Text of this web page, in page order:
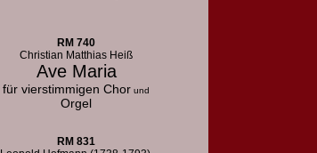
RM 740
Christian Matthias Heiß
Ave Maria
für vierstimmigen Chor und
Orgel
RM 831